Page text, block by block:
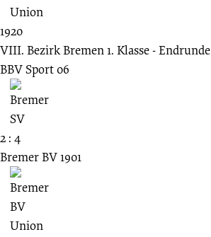
1920
VIII. Bezirk Bremen 1. Klasse - Endrunde
BBV Sport 06
2 : 4
Bremer BV 1901